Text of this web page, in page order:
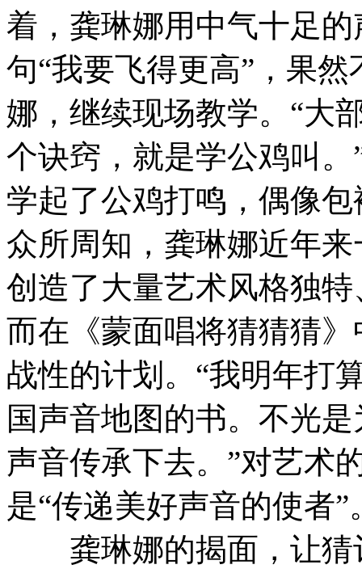
着，龚琳娜用中气十足
句“我要飞得更高”，果
娜，继续现场教学。“大
个诀窍，就是学公鸡叫
学起了公鸡打鸣，偶像
众所周知，龚琳娜近年
创造了大量艺术风格独
而在《蒙面唱将猜猜猜
战性的计划。“我明年打
国声音地图的书。不光
声音传承下去。”对艺术
是“传递美好声音的使者”
龚琳娜的揭面，让猜